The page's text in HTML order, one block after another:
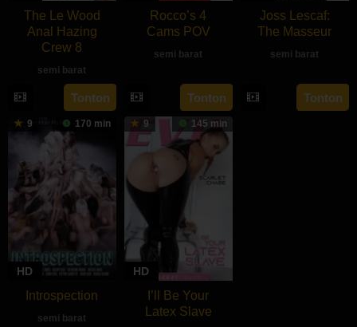
The Le Wood
Anal Hazing
Crew 8
semi barat
Tonton
Rocco’s 4
Cams POV
semi barat
Tonton
Joss Lescaf:
The Masseur
semi barat
rebahan21
Tonton
9 170 min
HD
Introspection
semi barat
9 145 min
HD
I’ll Be Your
Latex Slave